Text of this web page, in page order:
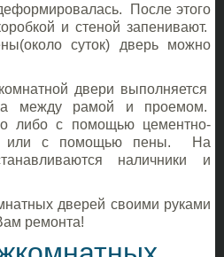
После этого
и стеной запенивают.
суток) дверь можно
двери выполняется
между рамой и проемом.
либо с помощью цементно-
или с помощью пены. На
наличники и
дверей своими руками
ремонта!